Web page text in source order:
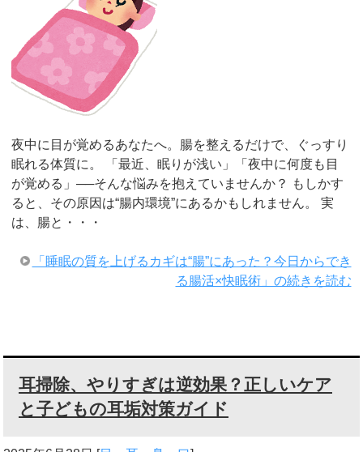
夜中に目が覚めるあなたへ。腸を整えるだけで、ぐっすり
眠れる体質に。 「最近、眠りが浅い」「夜中に何度も目
が覚める」──そんな悩みを抱えていませんか？ もしかす
ると、その原因は“腸内環境”にあるかもしれません。 実
は、腸と・・・
「睡眠の質を上げるカギは“腸”にあった？今日からでき
る腸活×快眠術」の続きを読む
耳掃除、やりすぎは逆効果？正しいケア
と子どもの耳垢対策ガイド